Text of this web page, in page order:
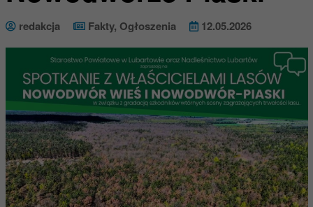
redakcja Fakty, Ogłoszenia 12.05.2026